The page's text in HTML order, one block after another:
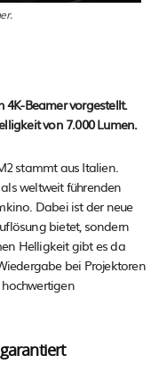
4K-Beamer vorgestellt.
von 7.000 Lumen.
stammt aus Italien.
weltweit führenden
Dabei ist der neue
bietet, sondern
Helligkeit gibt es da
bei Projektoren